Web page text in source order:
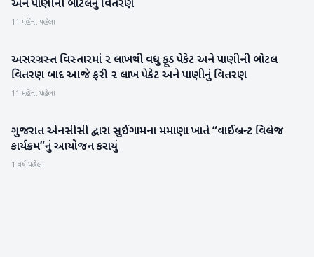
અને પાણીની બોટલનું વિતરણ
11 મહિના પહેલા
બનાસકાંઠા
અસરગ્રસ્ત વિસ્તારમાં ૨ લાખથી વધુ ફૂડ પેકેટ અને પાણીની બોટલ
વિતરણ બાદ આજે ફરી ૨ લાખ પેકેટ અને પાણીનું વિતરણ
11 મહિના પહેલા
બનાસકાંઠા
ગુજરાત એનસીસી દ્વારા સુઈગામના મમાણા ખાતે “વાઈબ્રન્ટ વિલેજ
કાર્યક્રમ”નું આયોજન કરાયું
1 વર્ષ પહેલા